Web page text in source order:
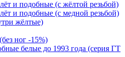
и подобные (с жёлтой резьбой)
и подобные (с медной резьбой)
жёлтые)
ног -15%)
белые до 1993 года (серия ГТ